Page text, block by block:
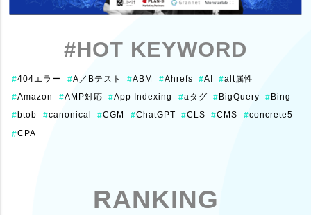
#HOT KEYWORD
#404エラー #A／Bテスト #ABM #Ahrefs #AI #alt属性
#Amazon #AMP対応 #App Indexing #aタグ # BigQuery # Bing
#btob #canonical #CGM #ChatGPT #CLS #CMS #concrete5
#CPA
RANKING